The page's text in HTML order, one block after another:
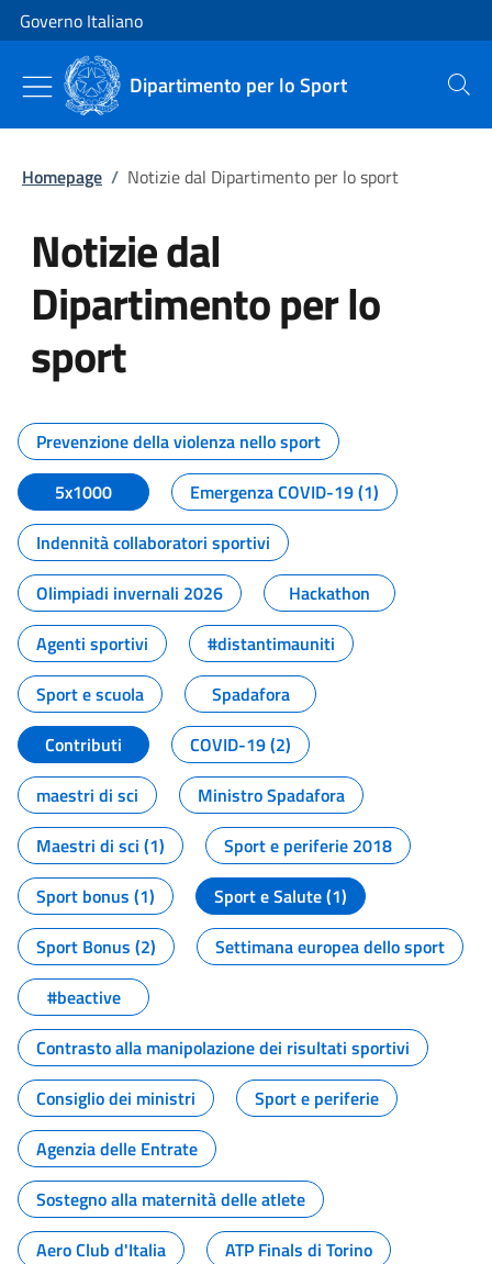
Vai al contenuto
Vai alla navigazione del sito
Governo Italiano
Dipartimento per lo Sport Cerca
Homepage / Notizie dal Dipartimento per lo sport
Notizie dal
Dipartimento per lo
sport
Tutti i contenuti della pagina
Prevenzione della violenza nello sport
5x1000
Emergenza COVID-19 (1)
Indennità collaboratori sportivi
Olimpiadi invernali 2026
Hackathon
Agenti sportivi
#distantimauniti
Sport e scuola
Spadafora
Contributi
COVID-19 (2)
maestri di sci
Ministro Spadafora
Maestri di sci (1)
Sport e periferie 2018
Sport bonus (1)
Sport e Salute (1)
Sport Bonus (2)
Settimana europea dello sport
#beactive
Contrasto alla manipolazione dei risultati sportivi
Consiglio dei ministri
Sport e periferie
Agenzia delle Entrate
Sostegno alla maternità delle atlete
Aero Club d'Italia
ATP Finals di Torino